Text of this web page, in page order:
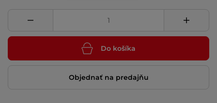
Do košíka
Objednať na predajňu